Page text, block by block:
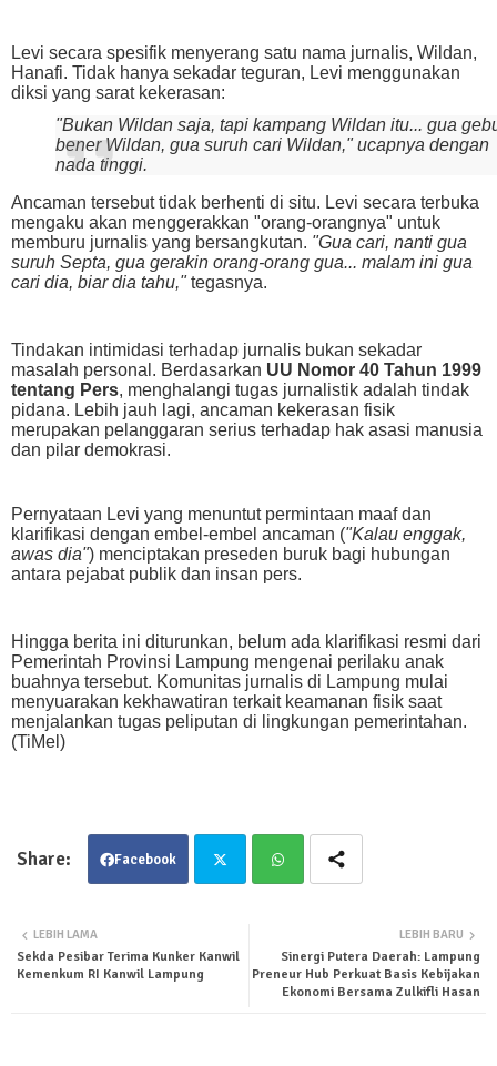
Levi secara spesifik menyerang satu nama jurnalis, Wildan,
Hanafi. Tidak hanya sekadar teguran, Levi menggunakan
diksi yang sarat kekerasan:
"Bukan Wildan saja, tapi kampang Wildan itu... gua
bener Wildan, gua suruh cari Wildan,"ucapnya dengan
nada tinggi.
Ancaman tersebut tidak berhenti di situ. Levi secara terbuka
mengaku akan menggerakkan "orang-orangnya" untuk
memburu jurnalis yang bersangkutan. "Gua cari, nanti gua
suruh Septa, gua gerakin orang-orang gua... malam ini gua
cari dia, biar dia tahu,"tegasnya.
Tindakan intimidasi terhadap jurnalis bukan sekadar
masalah personal. Berdasarkan UU Nomor 40 Tahun 1999
tentang Pers, menghalangi tugas jurnalistik adalah tindak
pidana. Lebih jauh lagi, ancaman kekerasan fisik
merupakan pelanggaran serius terhadap hak asasi manusia
dan pilar demokrasi.
Pernyataan Levi yang menuntut permintaan maaf dan
klarifikasi dengan embel-embel ancaman ("Kalau enggak,
awas dia") menciptakan preseden buruk bagi hubungan
antara pejabat publik dan insan pers.
Hingga berita ini diturunkan, belum ada klarifikasi resmi dari
Pemerintah Provinsi Lampung mengenai perilaku anak
buahnya tersebut. Komunitas jurnalis di Lampung mulai
menyuarakan kekhawatiran terkait keamanan fisik saat
menjalankan tugas peliputan di lingkungan pemerintahan.
(TiMel)
Facebook
ter tsa
LEBIH BARU
Sinergi Putera Daerah: Lampung
Preneur Hub Perkuat Basis Kebijakan
Ekonomi Bersama Zulkifli Hasan
LEBIH LAMA
Sekda Pesibar Terima Kunker Kanwil
Kemenkum RI Kanwil Lampung